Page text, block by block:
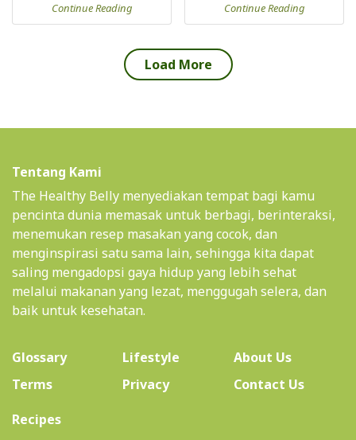
Continue Reading Continue Reading
Load More
Tentang Kami
The Healthy Belly menyediakan tempat bagi kamu
pencinta dunia memasak untuk berbagi, berinteraksi,
menemukan resep masakan yang cocok, dan
menginspirasi satu sama lain, sehingga kita dapat
saling mengadopsi gaya hidup yang lebih sehat
melalui makanan yang lezat, menggugah selera, dan
baik untuk kesehatan.
Glossary Lifestyle About Us(current)
Terms
Privacy
Contact Us
Recipes(current)